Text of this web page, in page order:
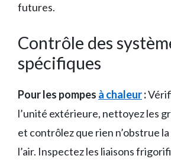
futures.
Contrôle des
spécifiques
Pour les pompes à chaleur:
l’unité extérieure, nettoyez les
et contrôlez que rien n’obstrue
l’air. Inspectez les liaisons